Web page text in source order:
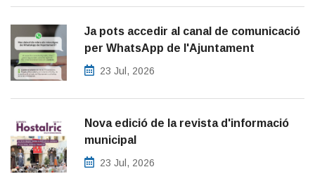
Ja pots accedir al canal de comunicació
per WhatsApp de l'Ajuntament
23 Jul, 2026
Nova edició de la revista d'informació
municipal
23 Jul, 2026